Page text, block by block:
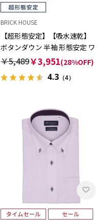
BRICK HOUSE
【超形態安定】【吸水速乾】
ボタンダウン 半袖 形態安定 ワ
イシャツ
￥5,489￥3,951(28%OFF)
4.3 （4）